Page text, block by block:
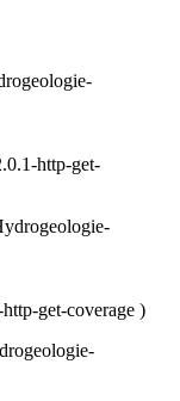
http-get-
get-coverage )